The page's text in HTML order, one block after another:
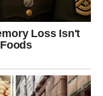
protuupalna svojstva,
grlobolje.
dišnih puteva i
svojstva koja